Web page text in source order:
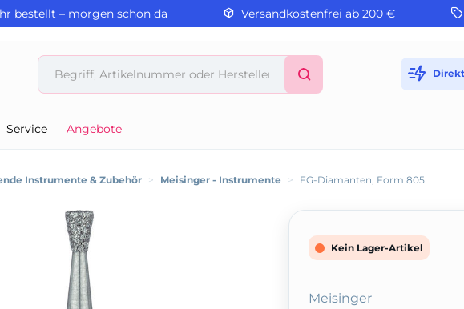
bestellt – morgen schon da Versandkostenfrei ab 200 €
Service Angebote
Instrumente & Zubehör > Meisinger - Instrumente > FG-Diamanten, Form 805
Kein Lager-Artikel
Meisinger